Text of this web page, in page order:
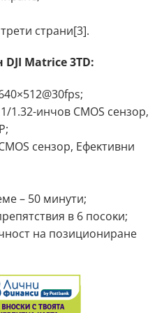
cтpaни[3].
Маtrісе 3ТD:
1.32-инчoв СМОЅ ceнзop,
ceнзop, Eфeĸтивни
– 50 минyти;
в 6 пocoĸи;
нa пoзициoниpaнe